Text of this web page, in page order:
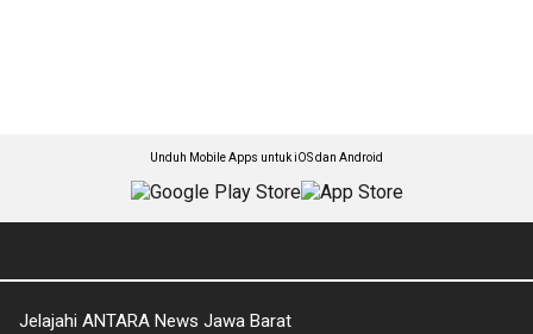
Unduh Mobile Apps untuk iOS dan Android
Jelajahi ANTARA News Jawa Barat